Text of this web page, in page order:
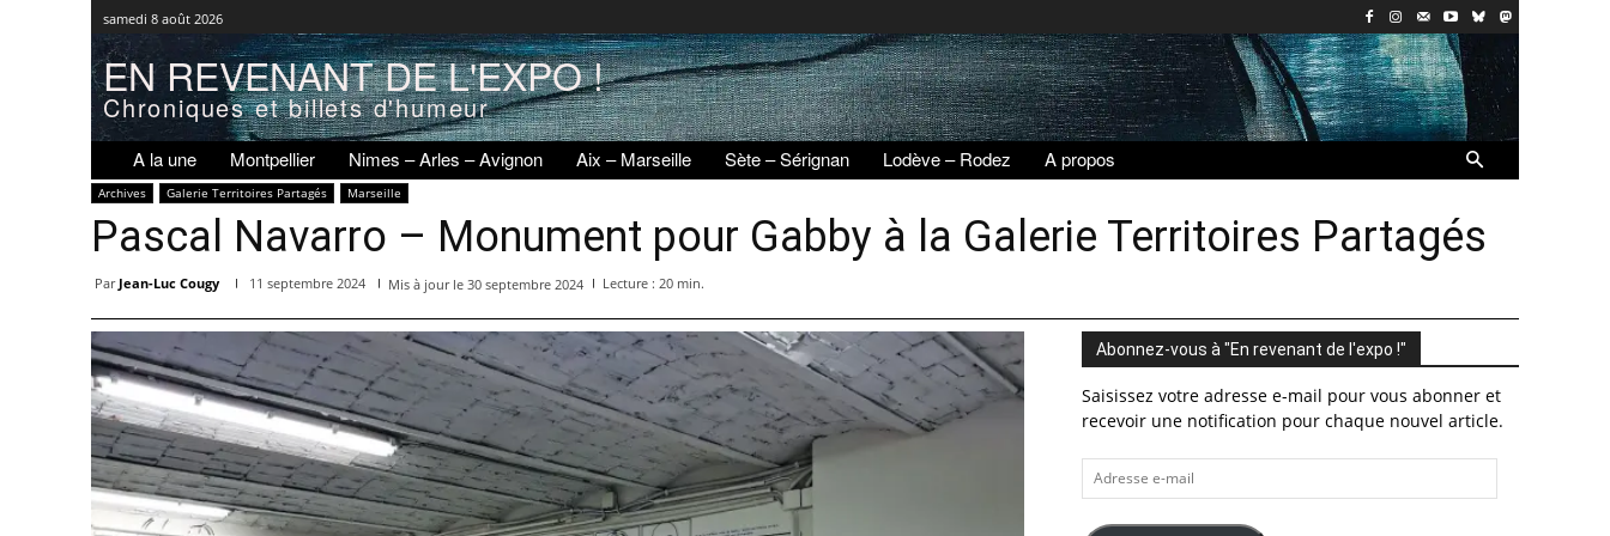
samedi 8 août 2026
EN REVENANT DE L'EXPO !
Chroniques et billets d'humeur
A la une Montpellier Nimes – Arles – Avignon Aix – Marseille Sète – Sérignan Lodève – Rodez A propos
Archives Galerie Territoires Partagés Marseille
Pascal Navarro – Monument pour Gabby à la Galerie Territoires Partagés
Par Jean-Luc Cougy 11 septembre 2024 Mis à jour le 30 septembre 2024 Lecture : 20 min.
Abonnez-vous à "En revenant de l'expo !"
Saisissez votre adresse e-mail pour vous abonner et
recevoir une notification pour chaque nouvel article.
Adresse
e-
mail